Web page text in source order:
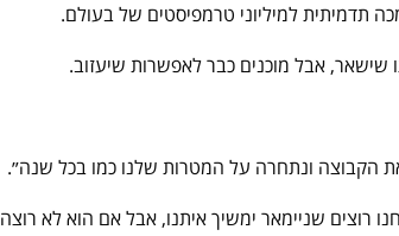
תדמיתית למיליוני טרמפיסטים של בעולם.
שישאר, אבל מוכנים כבר לאפשרות שיעזוב.
הקבוצה ונתחרה על המטרות שלנו כמו בכל שנה״.
רוצים שניימאר ימשיך איתנו, אבל אם הוא לא רוצה